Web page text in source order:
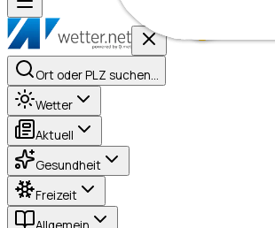
Ort oder PLZ suchen…
Wetter
Aktuell
Gesundheit
Freizeit